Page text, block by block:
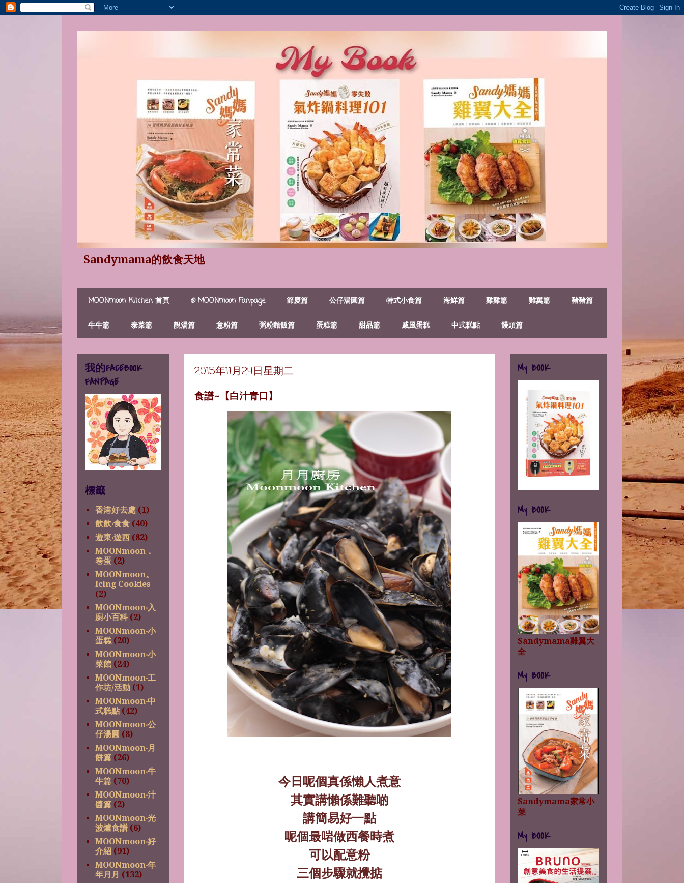
Sandymama的飲食天地
MOONmoon Kitchen 首頁 @ MOONmoon Fanpage 節慶篇 公仔湯圓篇 特式小食篇 海鮮篇 雞雞篇 雞翼篇 豬豬篇
牛牛篇 泰菜篇 靚湯篇 意粉篇 粥粉麵飯篇 蛋糕篇 甜品篇 戚風蛋糕 中式糕點 饅頭篇
2015年11月24日星期二
食譜~【白汁青口】
今日呢個真係懶人煮意
其實講懶係難聽啲
講簡易好一點
呢個最啱做西餐時煮
可以配意粉
三個步驟就攪掂
我的FACEBOOK
FANPAGE
標籤
香港好去處 (1)
飲飲‧食食 (40)
遊東‧遊西 (82)
MOONmoon．
卷蛋 (2)
MOONmoon。
Icing Cookies
(2)
MOONmoon‧入
廚小百科 (2)
MOONmoon‧小
蛋糕 (20)
MOONmoon‧小
菜館 (24)
MOONmoon‧工
作坊/活動 (1)
MOONmoon‧中
式糕點 (42)
MOONmoon‧公
仔湯圓 (8)
MOONmoon‧月
餅篇 (26)
MOONmoon‧牛
牛篇 (70)
MOONmoon‧汁
醬篇 (2)
MOONmoon‧光
波爐食譜 (6)
MOONmoon‧好
介紹 (91)
MOONmoon‧年
年月月 (132)
My BOOK
My BOOK
Sandymama雞翼大
全
My BOOK
Sandymama家常小
菜
My BOOK